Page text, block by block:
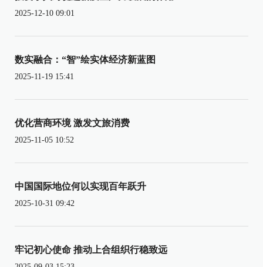
2025-12-10 09:01
数实融合：“智”绘实体经济新蓝图
2025-11-19 15:41
优化营商环境 激发文旅消费
2025-11-05 10:52
中国国际地位何以实现百年跃升
2025-10-31 09:42
牢记初心使命 推动上合组织行稳致远